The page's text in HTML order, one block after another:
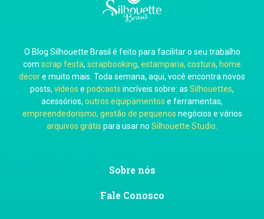
Carol Pessoa
Ju Mirthes
O Blog Silhouette Brasil é feito para facilitar o seu trabalho
com scrap festa, scrapbooking, estamparia, costura, home
decore muito mais. Toda semana, aqui, você encontra novos
posts, vídeos e podcasts incríveis sobre: as Silhouettes,
acessórios, outros equipamentos e ferramentas,
empreendedorismo, gestão de pequenos negócios e vários
arquivos grátis para usar no Silhouette Studio.
Sobre nós
Fale Conosco